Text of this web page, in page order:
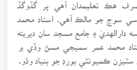
صرف هڪ تعليمدان آهي پر گڏوگڏ
سوچ جو مالڪ آهي. استاد محمد
دارالهديٰ ۽ جامع مسجد سان ديرينه
محمد عمر سميجي مسڻ وڏي ۾